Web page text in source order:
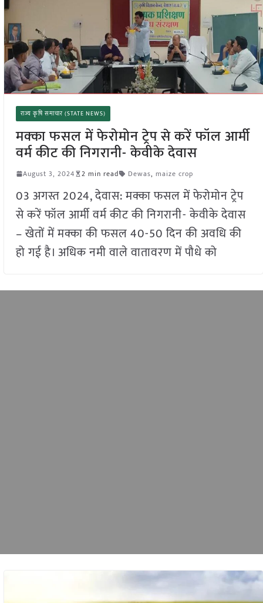
राज्य कृषि समाचार (STATE NEWS)
मक्का फसल में फेरोमोन ट्रेप से करें फॉल आर्मी
वर्म कीट की निगरानी- केवीके देवास
August 3, 2024 2 min read Dewas, maize crop
03 अगस्त 2024, देवास: मक्का फसल में फेरोमोन ट्रेप
से करें फॉल आर्मी वर्म कीट की निगरानी- केवीके देवास
– खेतों में मक्का की फसल 40-50 दिन की अवधि की
हो गई है। अधिक नमी वाले वातावरण में पौधे को